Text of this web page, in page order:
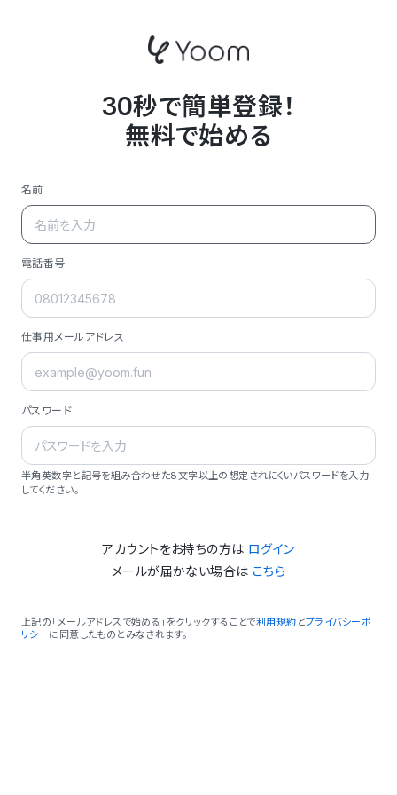
30秒で簡単登録！
無料で始める
名前
電話番号
仕事用メールアドレス
パスワード
半角英数字と記号を組み合わせた8文字以上の想定されにくいパスワードを入力
してください。
アカウントをお持ちの方は ログイン
メールが届かない場合は こちら
上記の「メールアドレスで始める」をクリックすることで利用規約 とプライバシーポ
リシーに同意したものとみなされます。